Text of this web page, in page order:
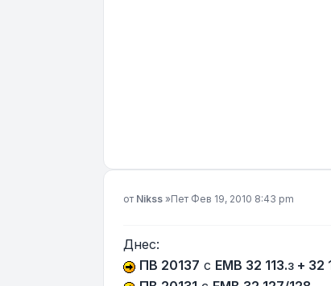
Мнение
от Nikss »Пет Фев 19, 2010 8:43 pm
Днес:
ПВ 20137 с ЕМВ 32 113.3 + 32